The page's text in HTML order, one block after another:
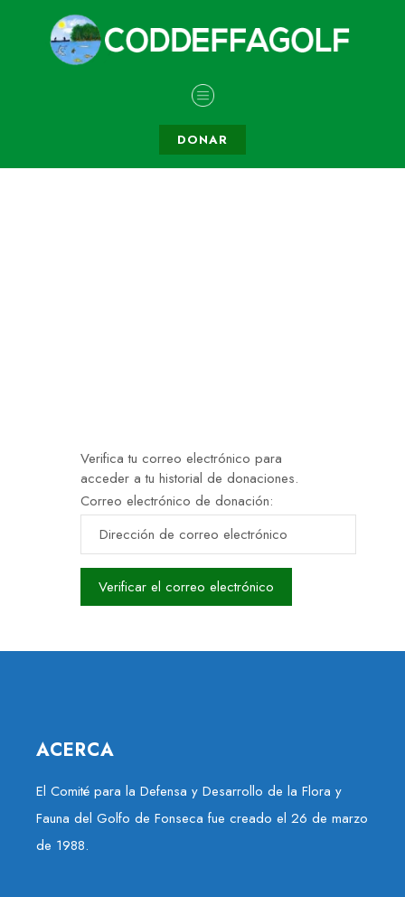
DONAR
Verifica tu correo electrónico para
acceder a tu historial de donaciones.
Correo electrónico de donación:
ACERCA
El Comité para la Defensa y Desarrollo de la Flora y
Fauna del Golfo de Fonseca fue creado el 26 de marzo
de 1988.